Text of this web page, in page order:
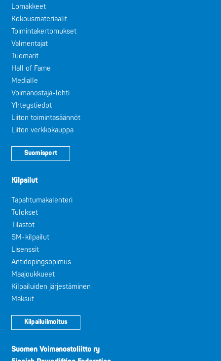
Lomakkeet
Kokousmateriaalit
Toimintakertomukset
Valmentajat
Tuomarit
Hall of Fame
Medialle
Voimanostaja-lehti
Yhteystiedot
Liiton toimintasäännöt
Liiton verkkokauppa
Suomisport
Kilpailut
Tapahtumakalenteri
Tulokset
Tilastot
SM-kilpailut
Lisenssit
Antidopingsopimus
Maajoukkueet
Kilpailuiden järjestäminen
Maksut
Kilpailuilmoitus
Suomen Voimanostoliitto ry